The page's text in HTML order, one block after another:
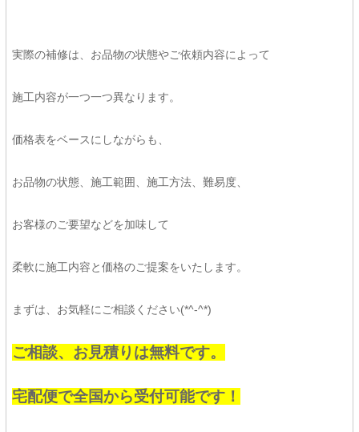
実際の補修は、お品物の状態やご依頼内容によって
施工内容が一つ一つ異なります。
価格表をベースにしながらも、
お品物の状態、施工範囲、施工方法、難易度、
お客様のご要望などを加味して
柔軟に施工内容と価格のご提案をいたします。
まずは、お気軽にご相談ください(*^-^*)
ご相談、お見積りは無料です。
宅配便で全国から受付可能です！